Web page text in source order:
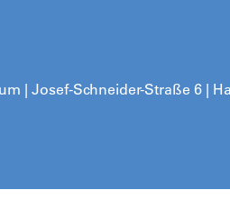
| Josef-Schneider-Straße 6 |